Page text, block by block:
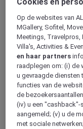
ALL
15%
+30 merken
WORD
Meer
Cookies en
Op de websites van
MGallery, Sofitel,
Meetings, Travelpros,
Villa's, Activities &
en haar partners
raadplegen om: (i) de
u gevraagde diensten
functies van de
de
(iv) u een "cashback"-
aangemeld; (v) u de
met sociale